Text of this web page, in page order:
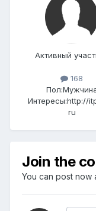
Активный
168
Пол:
Интересы:http://
ru
Join the
You can post now